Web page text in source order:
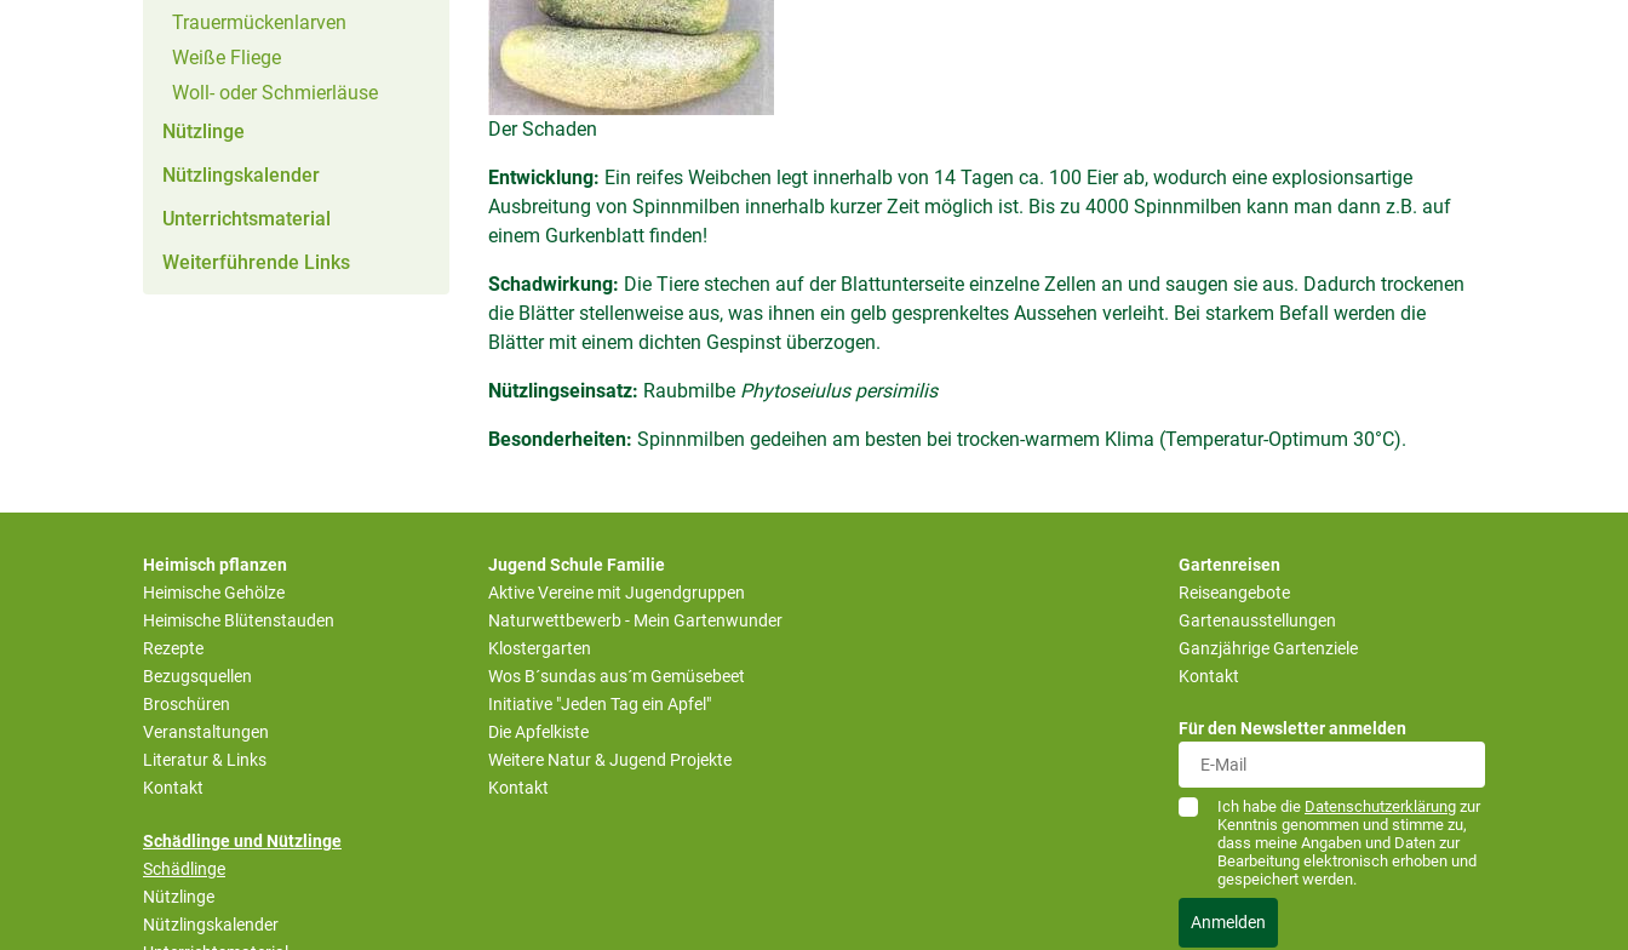
Trauermückenlarven
Weiße Fliege
Woll- oder Schmierläuse
Nützlinge
Nützlingskalender
Unterrichtsmaterial
Weiterführende Links
Der Schaden
Entwicklung: Ein reifes Weibchen legt innerhalb von 14 Tagen ca. 100 Eier ab, wodurch eine explosionsartige
Ausbreitung von Spinnmilben innerhalb kurzer Zeit möglich ist. Bis zu 4000 Spinnmilben kann man dann z.B. auf
einem Gurkenblatt finden!
Schadwirkung: Die Tiere stechen auf der Blattunterseite einzelne Zellen an und saugen sie aus. Dadurch trockenen
die Blätter stellenweise aus, was ihnen ein gelb gesprenkeltes Aussehen verleiht. Bei starkem Befall werden die
Blätter mit einem dichten Gespinst überzogen.
Nützlingseinsatz: Raubmilbe Phytoseiulus persimilis
Besonderheiten: Spinnmilben gedeihen am besten bei trocken-warmem Klima (Temperatur-Optimum 30°C).
Heimisch pflanzen
Heimische Gehölze
Heimische Blütenstauden
Rezepte
Bezugsquellen
Broschüren
Veranstaltungen
Literatur & Links
Kontakt
Schädlinge und Nützlinge(aktiv)
Schädlinge(aktiv)
Nützlinge
Nützlingskalender
Jugend Schule Familie
Aktive Vereine mit Jugendgruppen
Naturwettbewerb - Mein Gartenwunder
Klostergarten
Wos B´sundas aus´m Gemüsebeet
Initiative "Jeden Tag ein Apfel"
Die Apfelkiste
Weitere Natur & Jugend Projekte
Kontakt
Gartenreisen
Reiseangebote
Gartenausstellungen
Ganzjährige Gartenziele
Kontakt
Für den Newsletter anmelden
Ich habe die Datenschutzerklärung zur
Kenntnis genommen und stimme zu,
dass meine Angaben und Daten zur
Bearbeitung elektronisch erhoben und
gespeichert werden.
Anmelden